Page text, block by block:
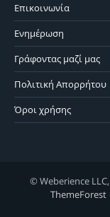
Επικοινωνία
Ενημέρωση
Γράφοντας μαζί μας
Πολιτική Απορρήτου
Όροι χρήσης
© Weberience
ThemeForest